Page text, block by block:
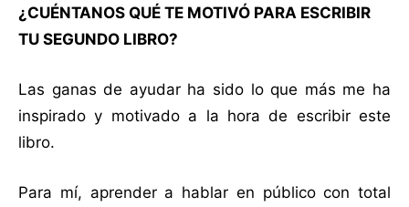
¿CUÉNTANOS QUÉ TE MOTIVÓ PARA ESCRIBIR
TU SEGUNDO LIBRO?
Las ganas de ayudar ha sido lo que más me ha
inspirado y motivado a la hora de escribir este
libro.
Para mí, aprender a hablar en público con total